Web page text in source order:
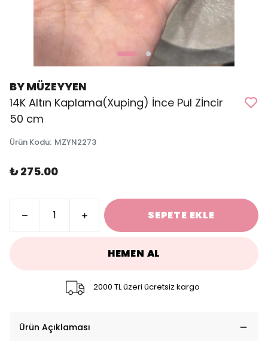
BY MÜZEYYEN
14K Altın Kaplama(Xuping) İnce Pul Zİncir
50 cm
Ürün Kodu: MZYN2273
₺ 275.00
SEPETE EKLE
HEMEN AL
2000 TL üzeri ücretsiz kargo
Ürün Açıklaması